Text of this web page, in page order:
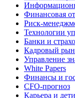
Финансовая
Риск-
Технологии
Банки и
Кадровый
Управление
White Papers
Финансы и
CFO-прогноз
Карьера и дети